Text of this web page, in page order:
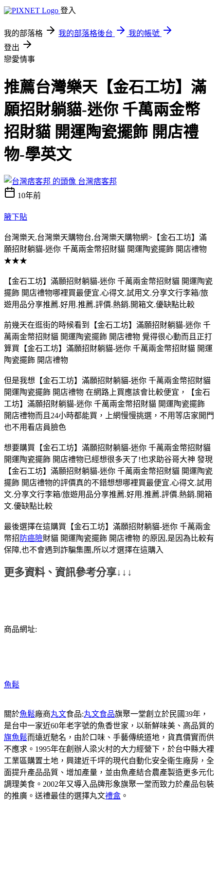
登入
我的部落格 我的部落格後台
我的帳號
登出
戀愛情事
推薦台灣樂天【金石工坊】滿
願招財躺貓-迷你 千萬兩金幣
招財貓 開運陶瓷擺飾 開店禮
物-學英文
台灣痞客邦
10年前
腋下貼
台灣樂天,台灣樂天購物台,台灣樂天購物網>【金石工坊】滿
願招財躺貓-迷你 千萬兩金幣招財貓 開運陶瓷擺飾 開店禮物
★★★
【金石工坊】滿願招財躺貓-迷你 千萬兩金幣招財貓 開運陶瓷
擺飾 開店禮物哪裡買最便宜.心得文.試用文.分享文行李箱/旅
遊用品分享推薦.好用.推薦.評價.熱銷.開箱文.優缺點比較
前幾天在逛街的時候看到【金石工坊】滿願招財躺貓-迷你 千
萬兩金幣招財貓 開運陶瓷擺飾 開店禮物 覺得很心動而且正打
算買【金石工坊】滿願招財躺貓-迷你 千萬兩金幣招財貓 開運
陶瓷擺飾 開店禮物
但是我想【金石工坊】滿願招財躺貓-迷你 千萬兩金幣招財貓
開運陶瓷擺飾 開店禮物 在網路上買應該會比較便宜，【金石
工坊】滿願招財躺貓-迷你 千萬兩金幣招財貓 開運陶瓷擺飾
開店禮物而且24小時都能買，上網慢慢挑選，不用等店家開門
也不用看店員臉色
想要購買【金石工坊】滿願招財躺貓-迷你 千萬兩金幣招財貓
開運陶瓷擺飾 開店禮物已經想很多天了!也求助谷哥大神 發現
【金石工坊】滿願招財躺貓-迷你 千萬兩金幣招財貓 開運陶瓷
擺飾 開店禮物的評價真的不錯想想哪裡買最便宜.心得文.試用
文.分享文行李箱/旅遊用品分享推薦.好用.推薦.評價.熱銷.開箱
文.優缺點比較
最後選擇在這購買【金石工坊】滿願招財躺貓-迷你 千萬兩金
幣招 防癌險財貓 開運陶瓷擺飾 開店禮物 的原因,是因為比較有
保障,也不會遇到詐騙集團,所以才選擇在這購入
更多資料、資訊參考分享↓↓↓
商品網址:
魚鬆
關於魚鬆廠商丸文食品:丸文食品旗聚一堂創立於民國39年，
是台中一家近60年老字號的魚香世家，以新鮮味美、高品質的
旗魚鬆而遠近馳名，由於口味、手藝傳統道地，貨真價實而供
不應求。1995年在創辦人梁火村的大力經營下，於台中縣大裡
工業區購置土地，興建近千坪的現代自動化安全衛生廠房，全
面提升產品品質、增加產量，並由魚產結合農產製造更多元化
調理美食。2002年又導入品牌形象旗聚一堂而致力於產品包裝
的推廣。送禮最佳的選擇丸文禮盒 。